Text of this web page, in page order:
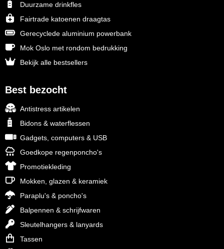
Duurzame drinkfles
Fairtrade katoenen draagtas
Gerecyclede aluminium powerbank
Mok Oslo met rondom bedrukking
Bekijk alle bestsellers
Best bezocht
Antistress artikelen
Bidons & waterflessen
Gadgets, computers & USB
Goedkope regenponcho's
Promotiekleding
Mokken, glazen & keramiek
Paraplu's & poncho's
Balpennen & schrijfwaren
Sleutelhangers & lanyards
Tassen